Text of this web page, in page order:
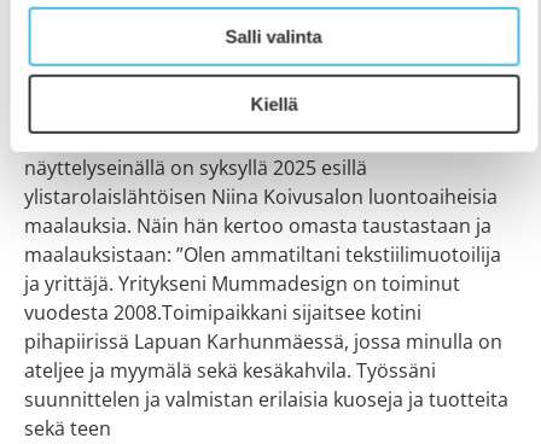
Salli valinta
Kiellä
Niina Koivusalon maalauksia Ravintola
Katajanmarjassa:
Etelä-Pohjanmaan Opiston Ravintola Katajanmarjan
näyttelyseinällä on syksyllä 2025 esillä
ylistarolaislähtöisen Niina Koivusalon luontoaiheisia
maalauksia. Näin hän kertoo omasta taustastaan ja
maalauksistaan: ”Olen ammatiltani tekstiilimuotoilija
ja yrittäjä. Yritykseni Mummadesign on toiminut
vuodesta 2008.Toimipaikkani sijaitsee kotini
pihapiirissä Lapuan Karhunmäessä, jossa minulla on
ateljee ja myymälä sekä kesäkahvila. Työssäni
suunnittelen ja valmistan erilaisia kuoseja ja tuotteita
sekä teen